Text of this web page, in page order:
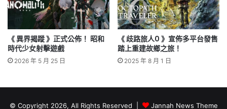
《 異界揭蹤 》正式公佈！ 昭和
時代少女射擊遊戲
2026 年 5 月 25 日
《 歧路旅人0 》宣佈多平台發售
踏上重建故鄉之旅！
2025 年 8 月 1 日
© Copyright 2026, All Rights Reserved | Jannah News Theme